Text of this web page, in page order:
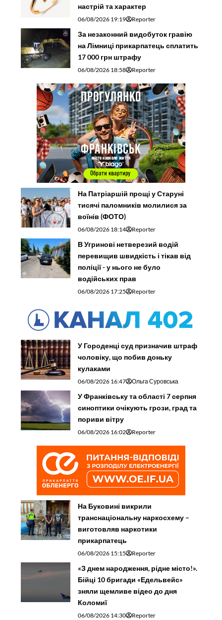
настрій та характер
06/08/2026 19:19 Reporter
За незаконний видобуток гравію
на Лімниці прикарпатець сплатить
17 000 грн штрафу
06/08/2026 18:58 Reporter
На Патріаршій прощі у Старуні
тисячі паломників молилися за
воїнів (ФОТО)
06/08/2026 18:14 Reporter
В Угринові нетверезий водій
перевищив швидкість і тікав від
поліції - у нього не було
водійських прав
06/08/2026 17:25 Reporter
У Городенці суд призначив штраф
чоловіку, що побив доньку
кулаками
06/08/2026 16:47 Ольга Суровська
У Франківську та області 7 серпня
синоптики очікують грози, град та
пориви вітру
06/08/2026 16:02 Reporter
На Буковині викрили
транснаціональну наркосхему –
виготовляв наркотики
прикарпатець
06/08/2026 15:15 Reporter
«З днем народження, рідне місто!».
Бійці 10 бригади «Едельвейс»
зняли щемливе відео до дня
Коломиї
06/08/2026 14:30 Reporter